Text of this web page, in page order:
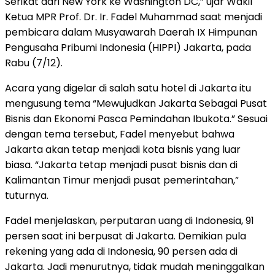
Ketua MPR Prof. Dr. Ir. Fadel Muhammad saat menjadi
pembicara dalam Musyawarah Daerah IX Himpunan
Pengusaha Pribumi Indonesia (HIPPI) Jakarta, pada
Rabu (7/12).
Acara yang digelar di salah satu hotel di Jakarta itu
mengusung tema “Mewujudkan Jakarta Sebagai Pusat
Bisnis dan Ekonomi Pasca Pemindahan Ibukota.” Sesuai
dengan tema tersebut, Fadel menyebut bahwa
Jakarta akan tetap menjadi kota bisnis yang luar
biasa. “Jakarta tetap menjadi pusat bisnis dan di
Kalimantan Timur menjadi pusat pemerintahan,”
tuturnya.
Fadel menjelaskan, perputaran uang di Indonesia, 91
persen saat ini berpusat di Jakarta. Demikian pula
rekening yang ada di Indonesia, 90 persen ada di
Jakarta. Jadi menurutnya, tidak mudah meninggalkan